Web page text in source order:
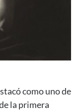
como uno de
la primera